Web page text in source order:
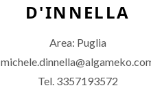
D'INNELLA
Area: Puglia
Tel. 3357193572